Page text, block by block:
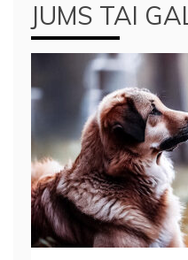
JUMS TAI